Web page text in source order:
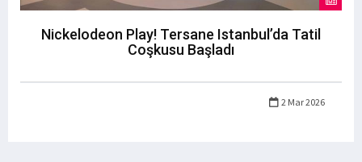
Nickelodeon Play! Tersane Istanbul’da Tatil
Coşkusu Başladı
2 Mar 2026